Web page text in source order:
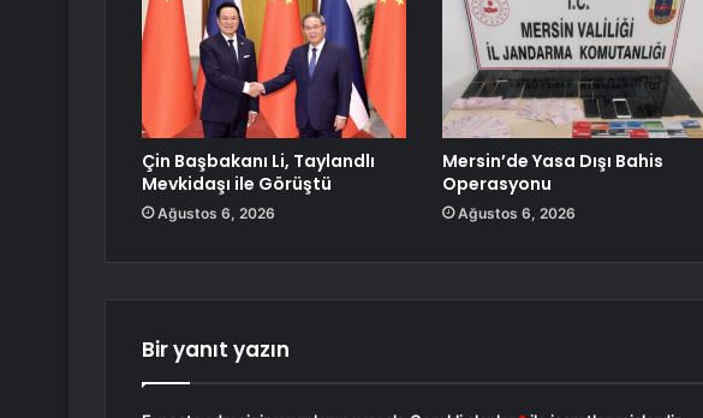
Çin Başbakanı Li, Taylandlı
Mevkidaşı ile Görüştü
Ağustos 6, 2026
Mersin’de Yasa Dışı Bahis
Operasyonu
Ağustos 6, 2026
Bir yanıt yazın